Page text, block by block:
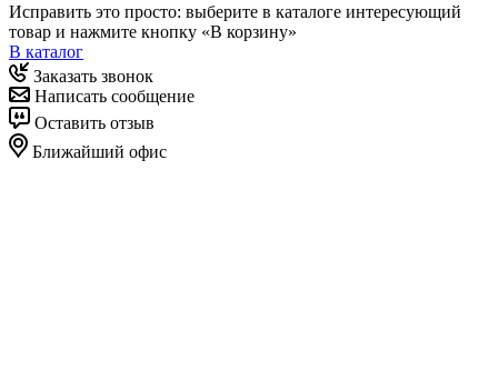
Исправить это просто: выберите в каталоге интересующий
товар и нажмите кнопку «В корзину»
В каталог
Заказать звонок
Написать сообщение
Оставить отзыв
Ближайший офис